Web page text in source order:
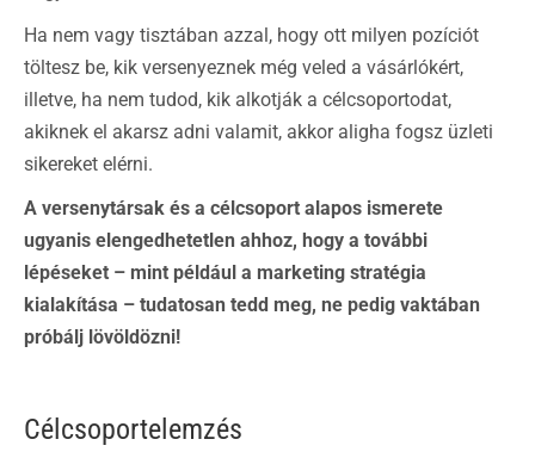
Ha nem vagy tisztában azzal, hogy ott milyen pozíciót
töltesz be, kik versenyeznek még veled a vásárlókért,
illetve, ha nem tudod, kik alkotják a célcsoportodat,
akiknek el akarsz adni valamit, akkor aligha fogsz üzleti
sikereket elérni.
A versenytársak és a célcsoport alapos ismerete
ugyanis elengedhetetlen ahhoz, hogy a további
lépéseket – mint például a marketing stratégia
kialakítása – tudatosan tedd meg, ne pedig vaktában
próbálj lövöldözni!
Célcsoportelemzés